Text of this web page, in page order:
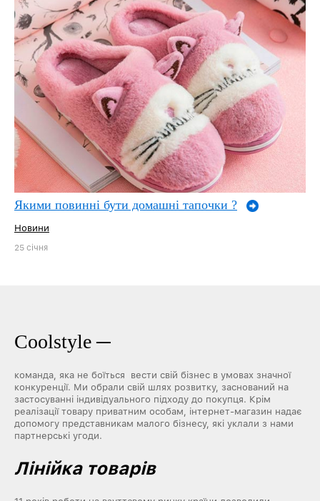
Якими повинні бути домашні тапочки ?
Новини
25 січня
Coolstyle ─
команда, яка не боїться вести свій бізнес в умовах значної
конкуренції. Ми обрали свій шлях розвитку, заснований на
застосуванні індивідуального підходу до покупця. Крім
реалізації товару приватним особам, інтернет-магазин надає
допомогу представникам малого бізнесу, які уклали з нами
партнерські угоди.
Лінійка товарів